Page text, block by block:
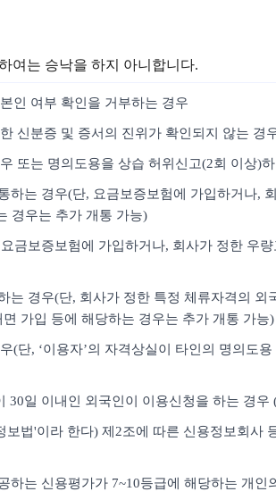
여는 승낙을 하지 아니합니다.
인 여부 확인을 거부하는 경우
신분증 및 증서의 진위가 확인되지 않는 경
또는 명의도용을 상습 허위신고(2회 이상)
하는 경우(단, 요금보증보험에 가입하거나,
경우는 추가 개통 가능)
금보증보험에 가입하거나, 회사가 정한 우
경우(단, 회사가 정한 특정 체류자격의
가입 등에 해당하는 경우는 추가 개통 가능)
단, ‘이용자’의 자격상실이 타인의 명의도
일 이내인 외국인이 이용신청을 하는 경우
법'이라 한다) 제2조에 따른 신용정보회사
하는 신용평가가 7~10등급에 해당하는 개